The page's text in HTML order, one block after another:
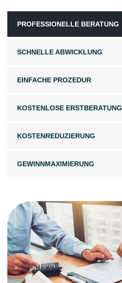
PROFESSIONELLE BERATUNG
SCHNELLE ABWICKLUNG
EINFACHE PROZEDUR
KOSTENLOSE ERSTBERATUNG
KOSTENREDUZIERUNG
GEWINNMAXIMIERUNG